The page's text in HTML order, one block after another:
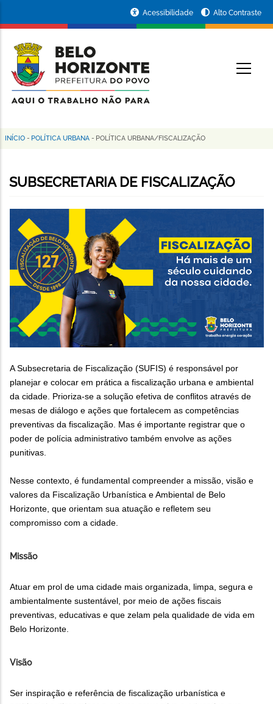
conteúdo
principal
da
Prefeitura
de
Horizonte
Acessibilidade Alto Contraste
Trilha
navegação
INÍCIO - POLÍTICA URBANA - POLÍTICA URBANA/FISCALIZAÇÃO
SUBSECRETARIA DE FISCALIZAÇÃO
A Subsecretaria de Fiscalização (SUFIS) é responsável por
planejar e colocar em prática a fiscalização urbana e ambiental
da cidade. Prioriza-se a solução efetiva de conflitos através de
mesas de diálogo e ações que fortalecem as competências
preventivas da fiscalização. Mas é importante registrar que o
poder de polícia administrativo também envolve as ações
punitivas.
Nesse contexto, é fundamental compreender a missão, visão e
valores da Fiscalização Urbanística e Ambiental de Belo
Horizonte, que orientam sua atuação e refletem seu
compromisso com a cidade.
Missão
Atuar em prol de uma cidade mais organizada, limpa, segura e
ambientalmente sustentável, por meio de ações fiscais
preventivas, educativas e que zelam pela qualidade de vida em
Belo Horizonte.
Visão
Ser inspiração e referência de fiscalização urbanística e